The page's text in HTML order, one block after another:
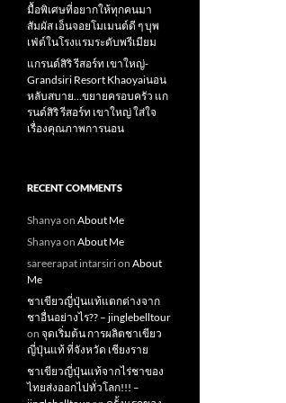
มื้อพิเศษที่อยากให้ทุกคนมา
สัมผัส เอ็นจอยโมเมนต์ดี ๆ บุพ
เฟ่ต์ในโรงแรมระดับพรีเมียม
แกรนด์สิริ​ รีสอร์ท​ เขาใหญ่​-
Grandsiri​ Resort​ Khaoyaiนอน
หลับสบาย…ขยายครอบครัว แก
รนด์สิริ รีสอร์ท เขาใหญ่ ใส่ใจ
เรื่องคุณภาพการนอน
RECENT COMMENTS
Shanyaon About Me
Shanyaon About Me
sareerapat intarsirion About
Me
ชาเขียวญี่ปุ่นแท้แตกต่างจาก
ชาอื่นอย่างไร?? – jinglebelltour
on จุดเริ่มต้น การผลิตชาเขียว
ญี่ปุ่นแท้ ที่จังหวัด เชียงราย
ชาเขียวญี่ปุ่นแท้จากไร่ชาของ
ไทยส่งออกไปทั่วโลก!!! –